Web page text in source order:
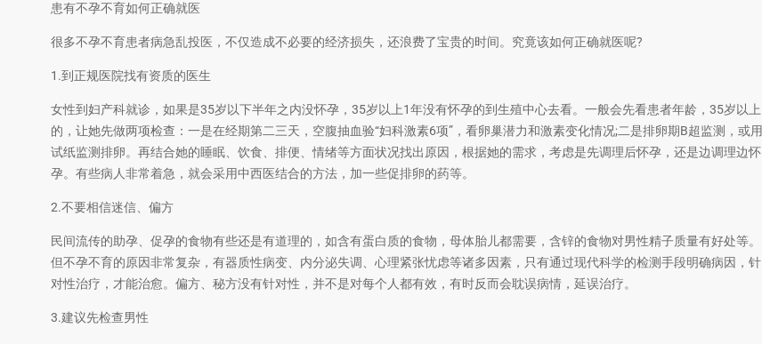
患有不孕不育如何正确就医
很多不孕不育患者病急乱投医，不仅造成不必要的经济损失，还浪费了宝贵的时间。究竟该如何正确就医呢?
1.到正规医院找有资质的医生
女性到妇产科就诊，如果是35岁以下半年之内没怀孕，35岁以上1年没有怀孕的到生殖中心去看。一般会先看患者年龄，35岁以上
的，让她先做两项检查：一是在经期第二三天，空腹抽血验“妇科激素6项”，看卵巢潜力和激素变化情况;二是排卵期B超监测，或用
试纸监测排卵。再结合她的睡眠、饮食、排便、情绪等方面状况找出原因，根据她的需求，考虑是先调理后怀孕，还是边调理边怀
孕。有些病人非常着急，就会采用中西医结合的方法，加一些促排卵的药等。
2.不要相信迷信、偏方
民间流传的助孕、促孕的食物有些还是有道理的，如含有蛋白质的食物，母体胎儿都需要，含锌的食物对男性精子质量有好处等。
但不孕不育的原因非常复杂，有器质性病变、内分泌失调、心理紧张忧虑等诸多因素，只有通过现代科学的检测手段明确病因，针
对性治疗，才能治愈。偏方、秘方没有针对性，并不是对每个人都有效，有时反而会耽误病情，延误治疗。
3.建议先检查男性